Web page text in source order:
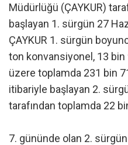
Müdürlüğü (ÇAYKUR)
başlayan 1. sürgün 27
ÇAYKUR 1. sürgün
ton konvansiyonel, 13
üzere toplamda 231 bin
itibariyle başlayan 2.
tarafından toplamda 22
7. gününde olan 2.